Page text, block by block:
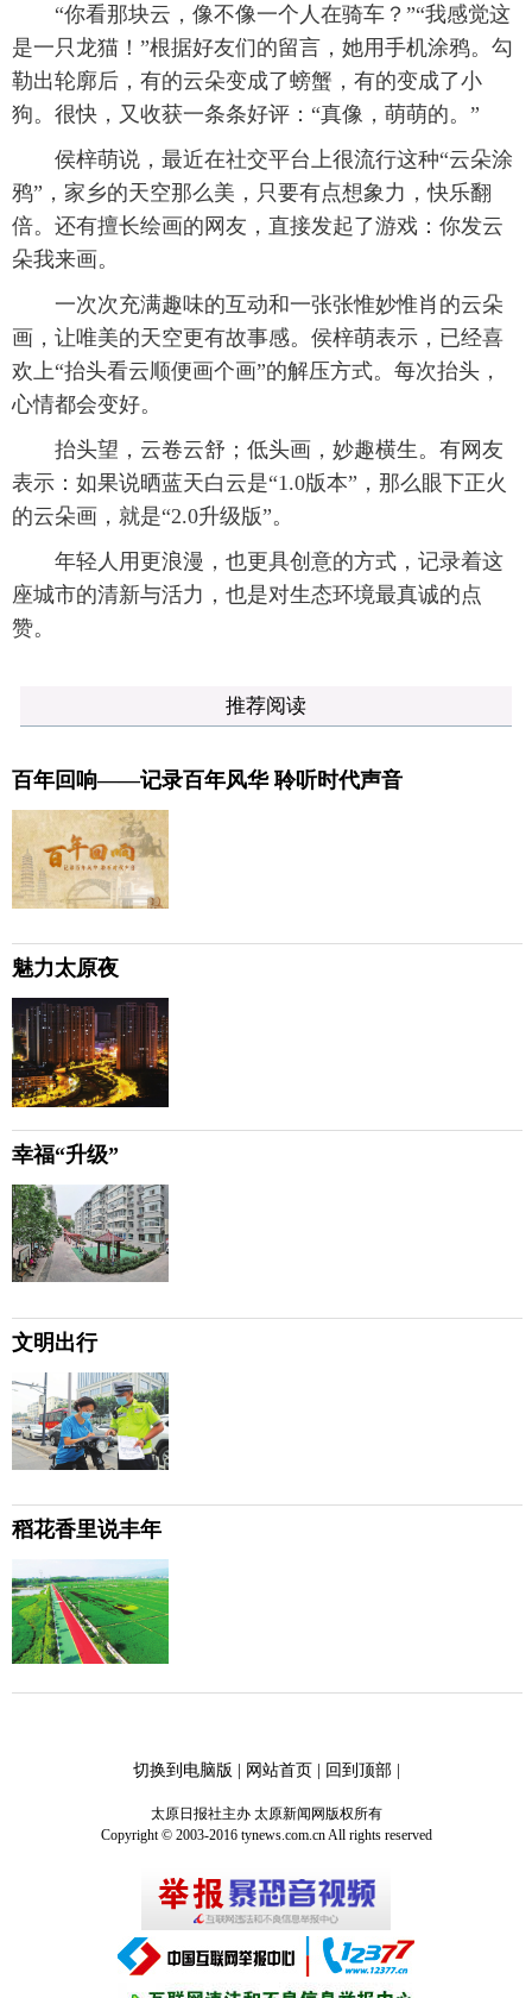
“你看那块云，像不像一个人在骑车？”“我感觉这
是一只龙猫！”根据好友们的留言，她用手机涂鸦。勾
勒出轮廓后，有的云朵变成了螃蟹，有的变成了小
狗。很快，又收获一条条好评：“真像，萌萌的。”
侯梓萌说，最近在社交平台上很流行这种“云朵涂
鸦”，家乡的天空那么美，只要有点想象力，快乐翻
倍。还有擅长绘画的网友，直接发起了游戏：你发云
朵我来画。
一次次充满趣味的互动和一张张惟妙惟肖的云朵
画，让唯美的天空更有故事感。侯梓萌表示，已经喜
欢上“抬头看云顺便画个画”的解压方式。每次抬头，
心情都会变好。
抬头望，云卷云舒；低头画，妙趣横生。有网友
表示：如果说晒蓝天白云是“1.0版本”，那么眼下正火
的云朵画，就是“2.0升级版”。
年轻人用更浪漫，也更具创意的方式，记录着这
座城市的清新与活力，也是对生态环境最真诚的点
赞。
推荐阅读
百年回响——记录百年风华 聆听时代声音
魅力太原夜
幸福“升级”
文明出行
稻花香里说丰年
切换到电脑版 网站首页 回到顶部|
太原日报社主办 太原新闻网版权所有
Copyright © 2003-2016 tynews.com.cn All rights reserved